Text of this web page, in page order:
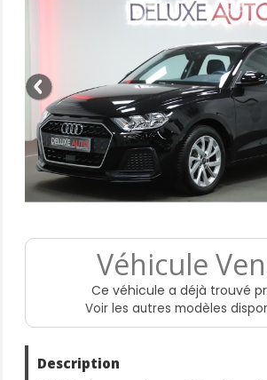
Véhicule
Ce véhicule a déjà trouvé
Voir les autres modèles
Description